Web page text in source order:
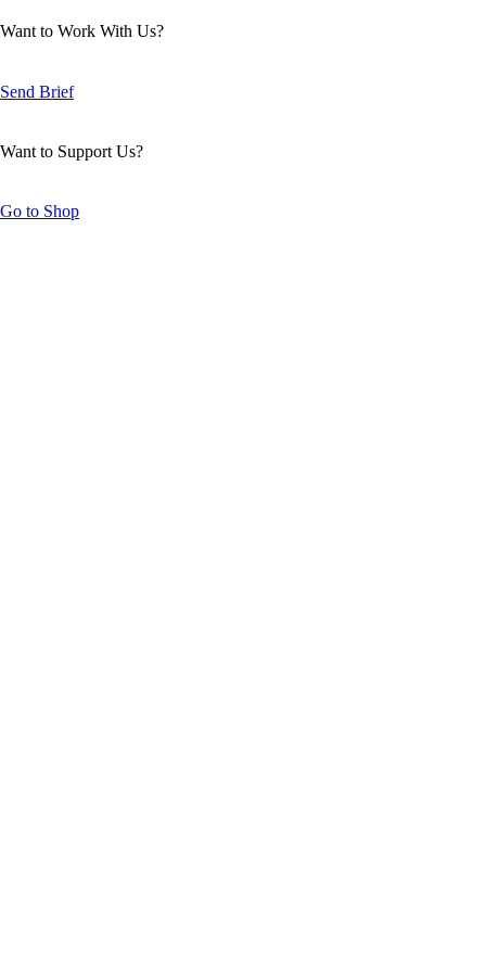
Want to Work With Us?
Send Brief
Want to Support Us?
Go to Shop